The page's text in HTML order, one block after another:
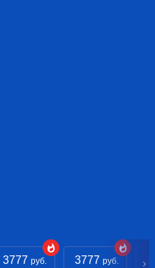
3777 руб.
3777 руб.